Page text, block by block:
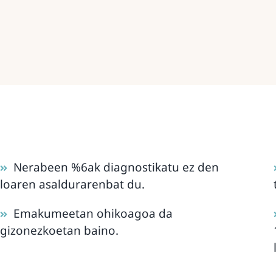
Nerabeen %6ak diagnostikatu ez den
loaren asaldurarenbat du.
Emakumeetan ohikoagoa da
gizonezkoetan baino.